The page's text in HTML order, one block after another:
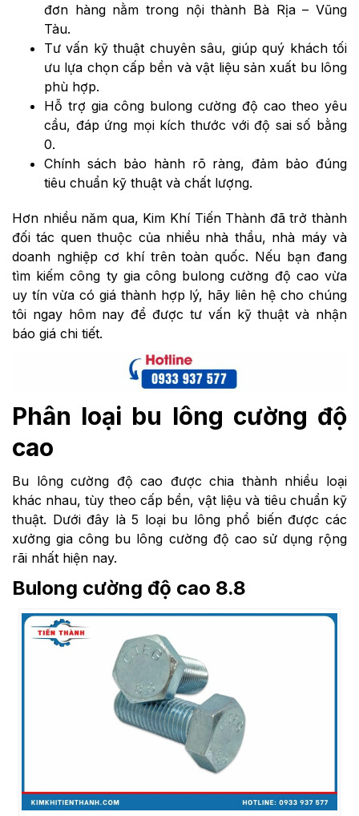
đơn hàng nằm trong nội thành Bà Rịa – Vũng
Tàu.
Tư vấn kỹ thuật chuyên sâu, giúp quý khách tối
ưu lựa chọn cấp bền và vật liệu sản xuất bu lông
phù hợp.
Hỗ trợ gia công bulong cường độ cao theo yêu
cầu, đáp ứng mọi kích thước với độ sai số bằng
0.
Chính sách bảo hành rõ ràng, đảm bảo đúng
tiêu chuẩn kỹ thuật và chất lượng.
Hơn nhiều năm qua, Kim Khí Tiến Thành đã trở thành
đối tác quen thuộc của nhiều nhà thầu, nhà máy và
doanh nghiệp cơ khí trên toàn quốc. Nếu bạn đang
tìm kiếm công ty gia công bulong cường độ cao vừa
uy tín vừa có giá thành hợp lý, hãy liên hệ cho chúng
tôi ngay hôm nay để được tư vấn kỹ thuật và nhận
báo giá chi tiết.
Phân loại bu lông cường độ
cao
Bu lông cường độ cao được chia thành nhiều loại
khác nhau, tùy theo cấp bền, vật liệu và tiêu chuẩn kỹ
thuật. Dưới đây là 5 loại bu lông phổ biến được các
xưởng gia công bu lông cường độ cao sử dụng rộng
rãi nhất hiện nay.
Bulong cường độ cao 8.8